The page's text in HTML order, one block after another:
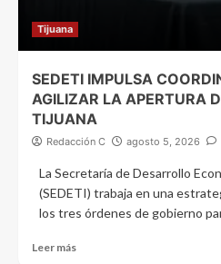
Tijuana
SEDETI IMPULSA
AGILIZAR LA APERTURA
TIJUANA
Redacción C agosto 5, 2026
La Secretaría de Desarrollo
(SEDETI) trabaja en una
los tres órdenes de gobierno
Leer más